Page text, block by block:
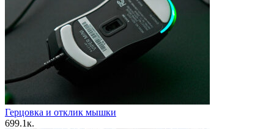
Герцовка и отклик мышки
699.1к.